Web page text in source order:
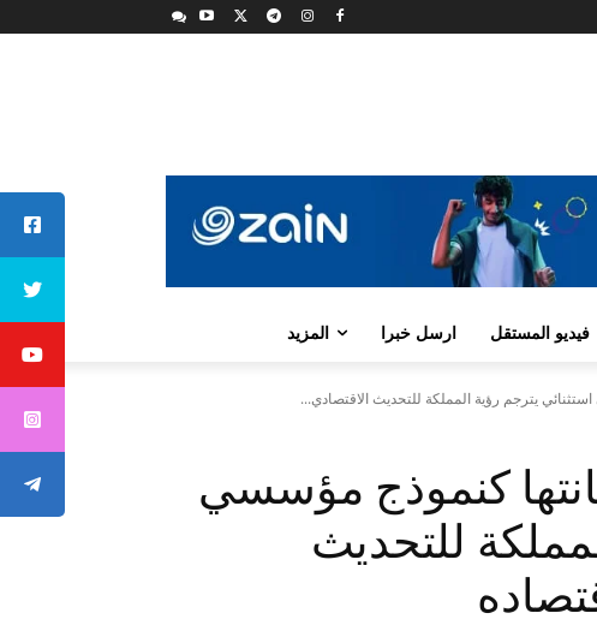
فيديو المستقل ارسل خبرا المزيد
يترجم رؤية المملكة للتحديث الاقتصادي...
كنموذج مؤسسي
للتحديث